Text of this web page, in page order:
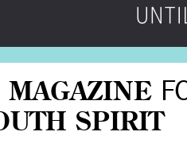
MAGAZINE
SPIRIT